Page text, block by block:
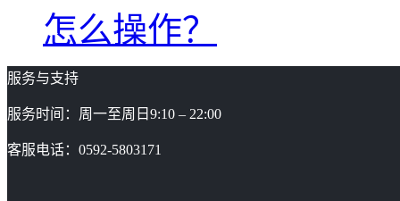
怎么操作？
服务与支持
服务时间：周一至周日9:10 – 22:00
客服电话：0592-5803171